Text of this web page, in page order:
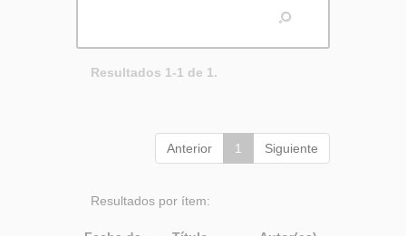
Resultados 1-1 de 1.
Anterior 1 Siguiente
Resultados por ítem: